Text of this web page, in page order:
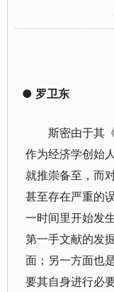
● 罗卫东
斯密由于其
作为经济学创始
就推崇备至，而
甚至存在严重的
一时间里开始发
第一手文献的发
面；另一方面也
要其自身进行必